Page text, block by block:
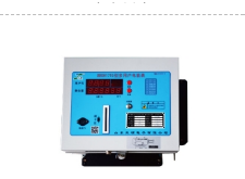
充电插座